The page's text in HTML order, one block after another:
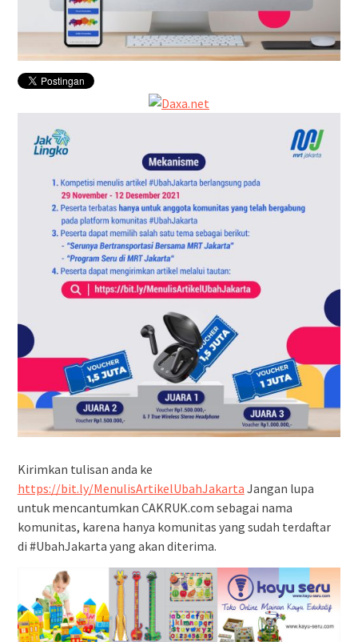
Kirimkan tulisan anda ke
https://bit.ly/MenulisArtikelUbahJakarta Jangan lupa
untuk mencantumkan CAKRUK.com sebagai nama
komunitas, karena hanya komunitas yang sudah terdaftar
di #UbahJakarta yang akan diterima.